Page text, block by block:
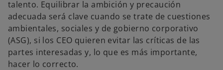
talento. Equilibrar la ambición y precaución
adecuada será clave cuando se trate de cuestiones
ambientales, sociales y de gobierno corporativo
(ASG), si los CEO quieren evitar las críticas de las
partes interesadas y, lo que es más importante,
hacer lo correcto.